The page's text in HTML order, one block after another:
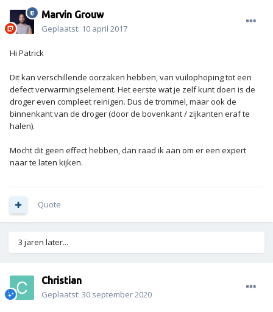
Marvin Grouw
Geplaatst: 10 april 2017
Hi Patrick
Dit kan verschillende oorzaken hebben, van vuilophoping tot een
defect verwarmingselement. Het eerste wat je zelf kunt doen is de
droger even compleet reinigen. Dus de trommel, maar ook de
binnenkant van de droger (door de bovenkant / zijkanten eraf te
halen).
Mocht dit geen effect hebben, dan raad ik aan om er een expert
naar te laten kijken.
Quote
3 jaren later...
Christian
Geplaatst: 30 september 2020